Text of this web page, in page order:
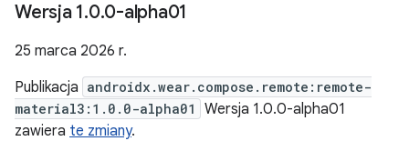
Wersja 1.0.0-alpha01
25 marca 2026 r.
Publikacja androidx.wear.compose.remote:remote-
material3:1.0.0-alpha01
Wersja 1.0.0-alpha01
zawiera te zmiany.